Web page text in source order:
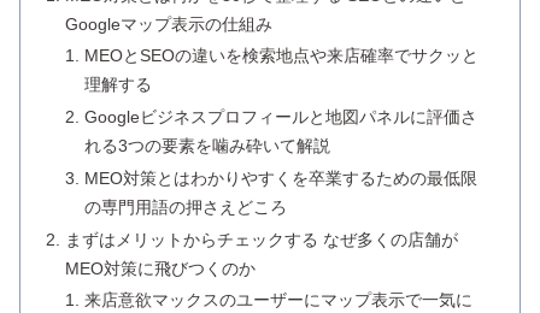
Googleマップ表示の仕組み
MEOとSEOの違いを検索地点や来店確率でサクッと
理解する
Googleビジネスプロフィールと地図パネルに評価さ
れる3つの要素を噛み砕いて解説
MEO対策とはわかりやすくを卒業するための最低限
の専門用語の押さえどころ
まずはメリットからチェックする なぜ多くの店舗が
MEO対策に飛びつくのか
来店意欲マックスのユーザーにマップ表示で一気に